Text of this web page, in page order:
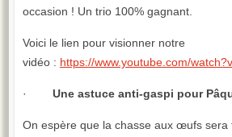
occasion ! Un trio 100% gagnant.
Voici le lien pour visionner notre
vidéo : https://www.youtube.com/
· Une astuce anti-gaspi pour
On espère que la chasse aux œufs sera